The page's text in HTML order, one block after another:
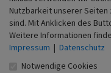
de.wikipedia.org:
de.wikipedia.org:
histadata.uni-halle.de
Zeitgeschichte - Heft 6
abgerufen 05.12.2017)
Nutzbarkeit unserer
sind. Mit Anklicken des
Weitere Informationen
Impressum | Datenschutz
Notwendige Cookies